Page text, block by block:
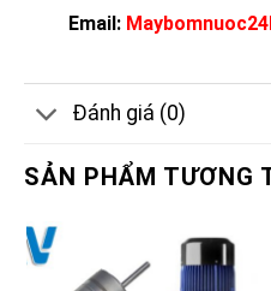
Email:
Đánh giá (0)
SẢN PHẨM TƯƠNG